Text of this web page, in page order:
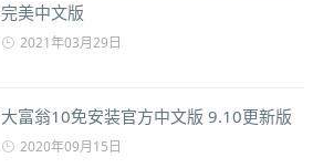
完美中文版
2021年03月29日
大富翁10免安装官方中文版 9.10更新版
2020年09月15日